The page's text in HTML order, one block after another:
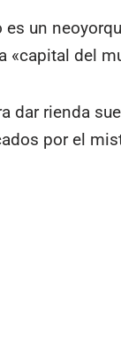
un
«capital del
dar rienda
por el